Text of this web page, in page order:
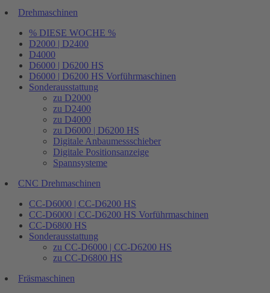
Drehmaschinen
% DIESE WOCHE %
D2000 | D2400
D4000
D6000 | D6200 HS
D6000 | D6200 HS Vorführmaschinen
Sonderausstattung
zu D2000
zu D2400
zu D4000
zu D6000 | D6200 HS
Digitale Anbaumessschieber
Digitale Positionsanzeige
Spannsysteme
CNC Drehmaschinen
CC-D6000 | CC-D6200 HS
CC-D6000 | CC-D6200 HS Vorführmaschinen
CC-D6800 HS
Sonderausstattung
zu CC-D6000 | CC-D6200 HS
zu CC-D6800 HS
Fräsmaschinen